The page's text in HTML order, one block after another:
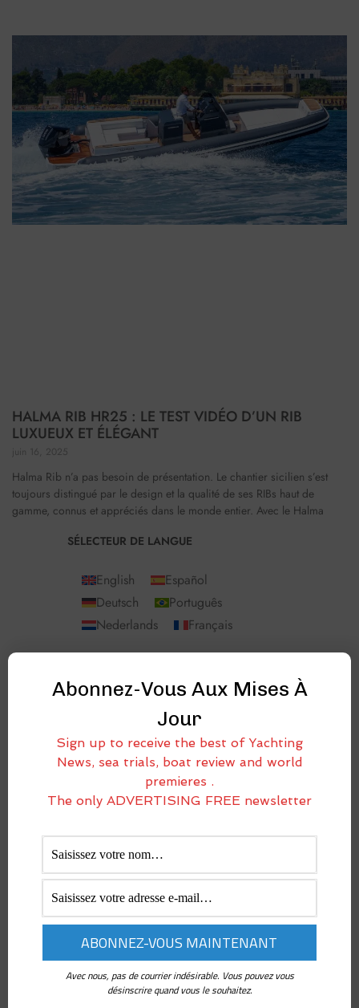
HALMA RIB HR25 : LE TEST VIDÉO D’UN RIB
LUXUEUX ET ÉLÉGANT
juin 16, 2025
Halma Rib n’a pas besoin de présentation. Le chantier sicilien s’est
toujours distingué par le design et la qualité de ses RIBs haut de
gamme, connus et appréciés dans le monde entier. Avec le Halma
SÉLECTEUR DE LANGUE
English
Español
Deutsch
Português
Nederlands
Français
Actualités
America's cup
BATEAUX À MOTEUR
BATEAUX PNEUMATIQUES ET
SEMI-RIGIDES
Boot Düsseldorf
Chaîne vidéo
Comment
Designers
Éditorial
Fort Lauderdale international
Fournitures pour bateaux
Interviews
MAXI PNEUMATIQUES &
Abonnez-Vous Aux Mises À
Jour
Sign up to receive the best of Yachting
News, sea trials, boat review and world
premieres .
The only ADVERTISING FREE newsletter
Avec nous, pas de courrier indésirable. Vous pouvez vous
désinscrire quand vous le souhaitez.